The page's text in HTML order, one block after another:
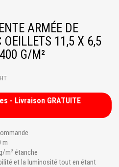
ARMÉE DE
OEILLETS 11,5 X 6,5
G/M²
HT
- Livraison GRATUITE
m
m² étanche
et la luminosité tout en étant